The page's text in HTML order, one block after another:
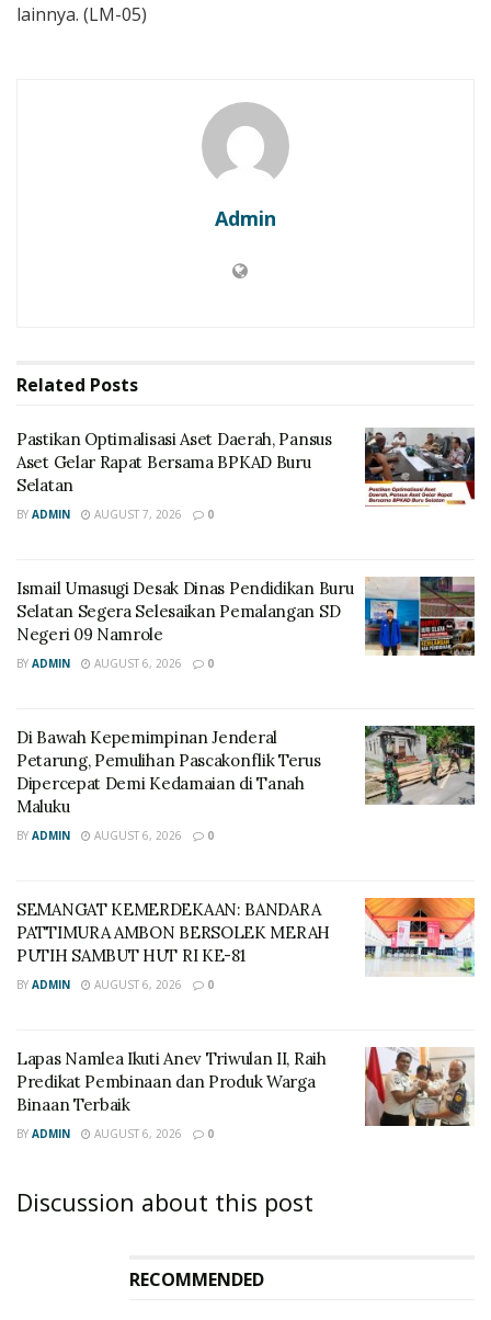
lainnya. (LM-05)
Admin
Related Posts
Pastikan Optimalisasi Aset Daerah, Pansus
Aset Gelar Rapat Bersama BPKAD Buru
Selatan
BY ADMIN AUGUST 7, 2026 0
Ismail Umasugi Desak Dinas Pendidikan Buru
Selatan Segera Selesaikan Pemalangan SD
Negeri 09 Namrole
BY ADMIN AUGUST 6, 2026 0
Di Bawah Kepemimpinan Jenderal
Petarung, Pemulihan Pascakonflik Terus
Dipercepat Demi Kedamaian di Tanah
Maluku
BY ADMIN AUGUST 6, 2026 0
SEMANGAT KEMERDEKAAN: BANDARA
PATTIMURA AMBON BERSOLEK MERAH
PUTIH SAMBUT HUT RI KE-81
BY ADMIN AUGUST 6, 2026 0
Lapas Namlea Ikuti Anev Triwulan II, Raih
Predikat Pembinaan dan Produk Warga
Binaan Terbaik
BY ADMIN AUGUST 6, 2026 0
Discussion about this post
RECOMMENDED